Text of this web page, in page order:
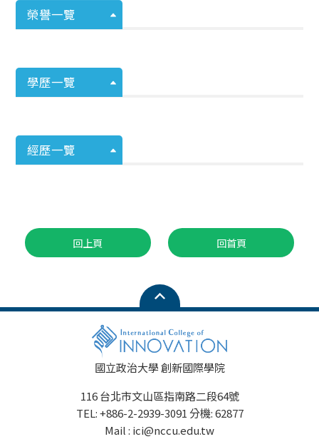
榮譽一覽
學歷一覽
經歷一覽
回上頁 回首頁
國立政治大學 創新國際學院
116 台北市文山區指南路二段64號
TEL: +886-2-2939-3091 分機: 62877
Mail : ici@nccu.edu.tw